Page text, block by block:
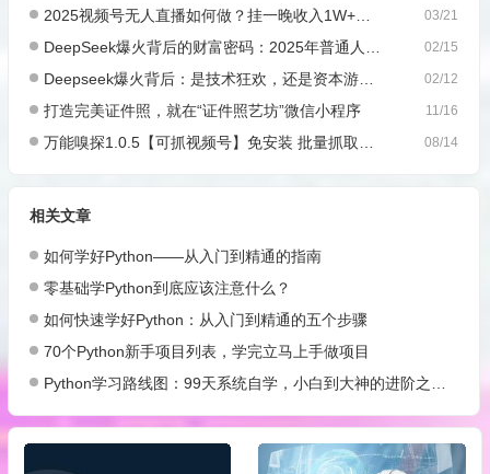
03/21
2025视频号无人直播如何做？挂一晚收入1W+，这份教程，小白可做~
02/15
DeepSeek爆火背后的财富密码：2025年普通人如何抓住AI创业风口？
02/12
Deepseek爆火背后：是技术狂欢，还是资本游戏？
11/16
打造完美证件照，就在“证件照艺坊”微信小程序
08/14
万能嗅探1.0.5【可抓视频号】免安装 批量抓取媒体文件
相关文章
如何学好Python——从入门到精通的指南
零基础学Python到底应该注意什么？
如何快速学好Python：从入门到精通的五个步骤
70个Python新手项目列表，学完立马上手做项目
Python学习路线图：99天系统自学，小白到大神的进阶之路附教程